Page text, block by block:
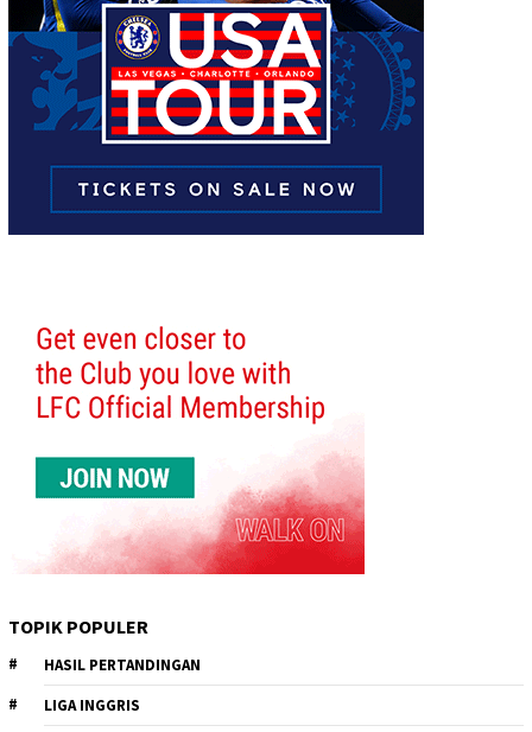
TOPIK POPULER
HASIL PERTANDINGAN
LIGA INGGRIS